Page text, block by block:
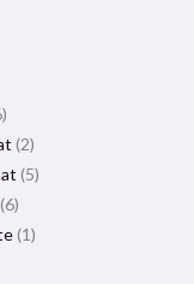
2
5
6
1